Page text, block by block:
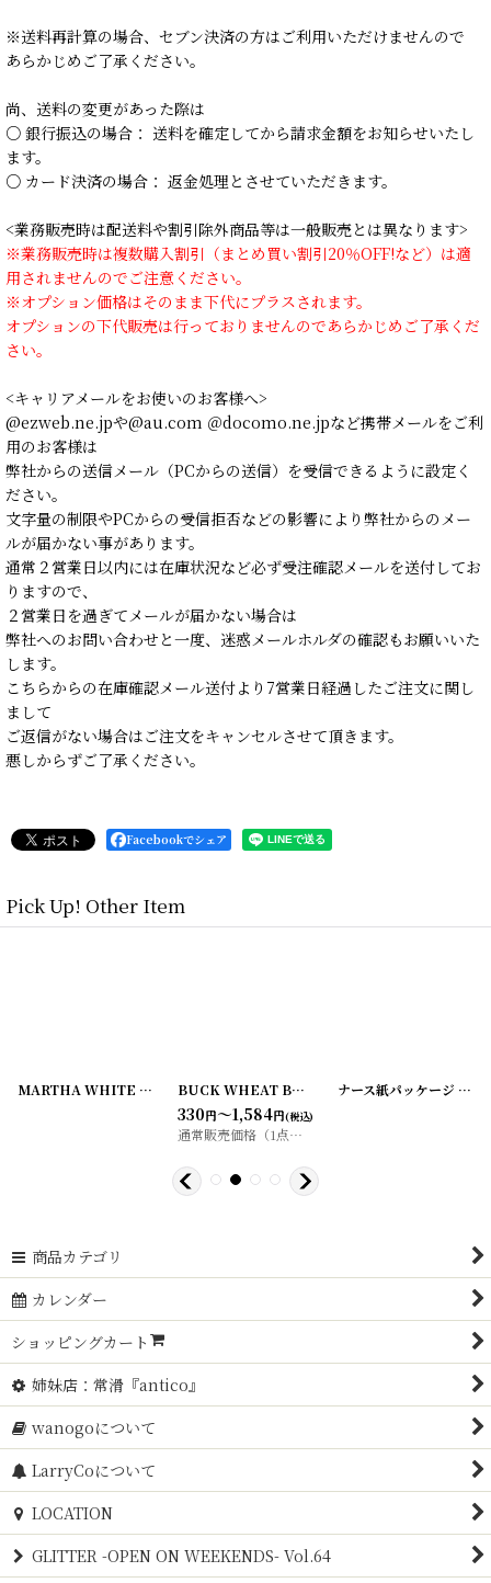
※送料再計算の場合、セブン決済の方はご利用いただけませんので
あらかじめご了承ください。
尚、送料の変更があった際は
○ 銀行振込の場合： 送料を確定してから請求金額をお知らせいたし
ます。
○ カード決済の場合： 返金処理とさせていただきます。
<業務販売時は配送料や割引除外商品等は一般販売とは異なります>
※業務販売時は複数購入割引（まとめ買い割引20％OFF!など）は適
用されませんのでご注意ください。
※オプション価格はそのまま下代にプラスされます。
オプションの下代販売は行っておりませんのであらかじめご了承くだ
さい。
<キャリアメールをお使いのお客様へ>
@ezweb.ne.jpや@au.com ＠docomo.ne.jpなど携帯メールをご利
用のお客様は
弊社からの送信メール（PCからの送信）を受信できるように設定く
ださい。
文字量の制限やPCからの受信拒否などの影響により弊社からのメー
ルが届かない事があります。
通常２営業日以内には在庫状況など必ず受注確認メールを送付してお
りますので、
２営業日を過ぎてメールが届かない場合は
弊社へのお問い合わせと一度、迷惑メールホルダの確認もお願いいた
します。
こちらからの在庫確認メール送付より7営業日経過したご注文に関し
まして
ご返信がない場合はご注文をキャンセルさせて頂きます。
悪しからずご了承ください。
Facebookでシェア
Pick Up! Other Item
6] [20200416-10]
MARTHA WHITE FLOUR 紙パッケージ [ 20200416-11]
BUCK WHEAT BRIGHT タバコ紙パッケージ [
330円～1,584円(税込)
通常販売価格（1点）
ナース紙パッケージ [
商品カテゴリ
カレンダー
ショッピングカート
姉妹店：常滑『antico』
wanogoについて
LarryCoについて
LOCATION
GLITTER -OPEN ON WEEKENDS- Vol.64